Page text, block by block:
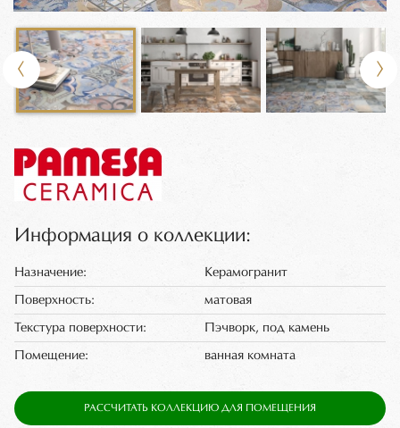
Информация о коллекции:
Назначение: Керамогранит
Поверхность: матовая
Текстура поверхности: Пэчворк, под камень
Помещение: ванная комната
РАССЧИТАТЬ КОЛЛЕКЦИЮ ДЛЯ ПОМЕЩЕНИЯ